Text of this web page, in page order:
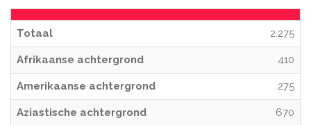
Totaal 2.275
Afrikaanse achtergrond 410
Amerikaanse achtergrond 275
Aziastische achtergrond 670